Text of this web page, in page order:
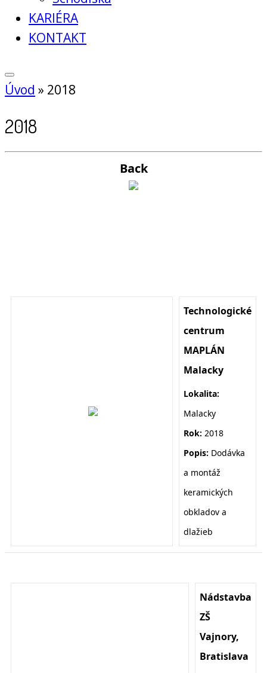
KARIÉRA
KONTAKT
Úvod » 2018
2018
Back
Technologické
centrum
MAPLÁN
Malacky
Lokalita:
Malacky
Rok: 2018
Popis: Dodávka
a montáž
keramických
obkladov a
dlažieb
Nádstavba
ZŠ
Vajnory,
Bratislava